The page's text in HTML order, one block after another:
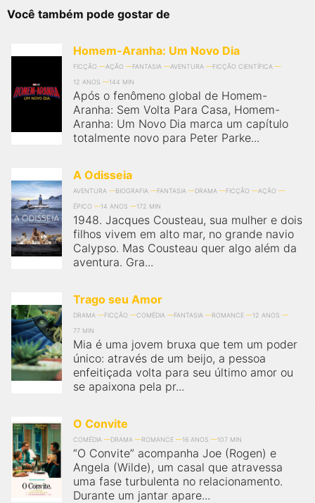
Você também pode gostar de
Homem-Aranha: Um Novo Dia
FICÇÃO AÇÃO FANTASIA AVENTURA
FICÇÃO CIENTÍFICA
12 ANOS
144 MIN
Após o fenômeno global de Homem-
Aranha: Sem Volta Para Casa, Homem-
Aranha: Um Novo Dia marca um capítulo
totalmente novo para Peter Parke...
A Odisseia
AVENTURA BIOGRAFIA FANTASIA DRAMA FICÇÃO
AÇÃO
ÉPICO
14 ANOS 172 MIN
1948. Jacques Cousteau, sua mulher e dois
filhos vivem em alto mar, no grande navio
Calypso. Mas Cousteau quer algo além da
aventura. Gra...
Trago seu Amor
DRAMA FICÇÃO COMÉDIA FANTASIA ROMANCE
12 ANOS
77 MIN
Mia é uma jovem bruxa que tem um poder
único: através de um beijo, a pessoa
enfeitiçada volta para seu último amor ou
se apaixona pela pr...
O Convite
COMÉDIA DRAMA ROMANCE 16 ANOS 107 MIN
“O Convite” acompanha Joe (Rogen) e
Angela (Wilde), um casal que atravessa
uma fase turbulenta no relacionamento.
Durante um jantar apare...